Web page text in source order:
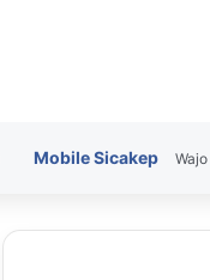
Mobile Sicakep Wajo